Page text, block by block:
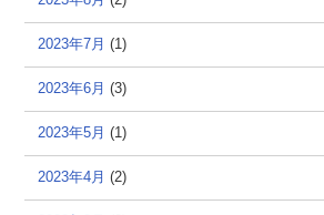
2023年7月 (1)
2023年6月 (3)
2023年5月 (1)
2023年4月 (2)